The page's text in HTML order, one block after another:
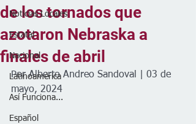
Noticias Locales
Estatal
Nacional
Latinoamérica
Así Funciona...
Español
de los tornados que
azotaron Nebraska a
finales de abril
Por Alberto Andreo Sandoval | 03 de
mayo, 2024